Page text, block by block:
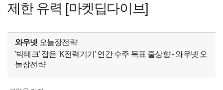
제한 유력 [마켓딥다이브]
와우넷 오늘장전략
'빅테크' 잡은 'K전력기기' 연간 수주 목표 줄상향 - 와우넷 오
늘장전략